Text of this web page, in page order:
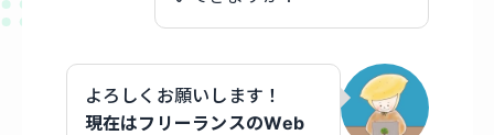
よろしくお願いします！
現在はフリーランスのWeb